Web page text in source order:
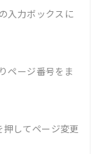
入力ボックスに
ページ番号をま
してページ変更